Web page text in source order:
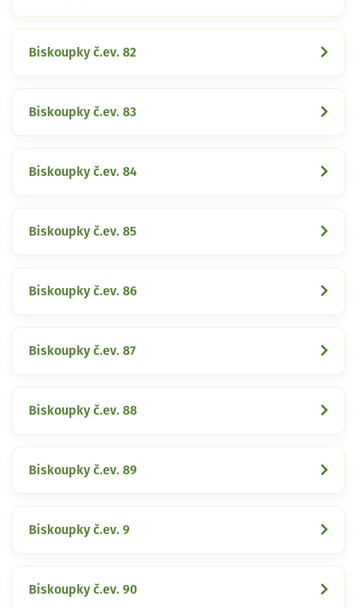
Biskoupky č.ev. 82
Biskoupky č.ev. 83
Biskoupky č.ev. 84
Biskoupky č.ev. 85
Biskoupky č.ev. 86
Biskoupky č.ev. 87
Biskoupky č.ev. 88
Biskoupky č.ev. 89
Biskoupky č.ev. 9
Biskoupky č.ev. 90